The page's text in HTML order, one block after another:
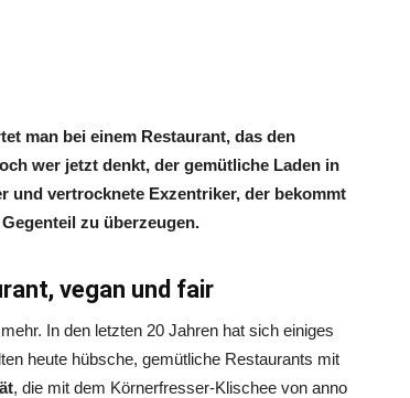
man bei einem Restaurant, das den
wer jetzt denkt, der gemütliche Laden in
und vertrocknete Exzentriker, der bekommt
zu überzeugen.
vegan und fair
In den letzten 20 Jahren hat sich einiges
heute hübsche, gemütliche Restaurants mit
, die mit dem Körnerfresser-Klischee von anno